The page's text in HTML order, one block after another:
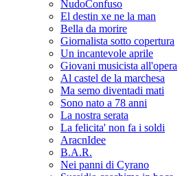
NudoConfuso
El destin xe ne la man
Bella da morire
Giornalista sotto copertura
Un incantevole aprile
Giovani musicista all'opera
Al castel de la marchesa
Ma semo diventadi mati
Sono nato a 78 anni
La nostra serata
La felicita' non fa i soldi
AracnIdee
B.A.R.
Nei panni di Cyrano